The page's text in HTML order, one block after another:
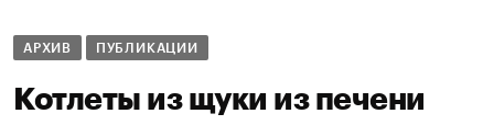
АРХИВ ПУБЛИКАЦИИ
Котлеты из щуки из печени